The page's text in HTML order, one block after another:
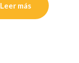
Leer más